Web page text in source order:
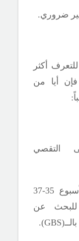
غير ضروري.
أكثر
فإن أيا من
التقصي
- كل النساء الحوامل في الأسبوع 35-37
للبحث عن
GBS
).